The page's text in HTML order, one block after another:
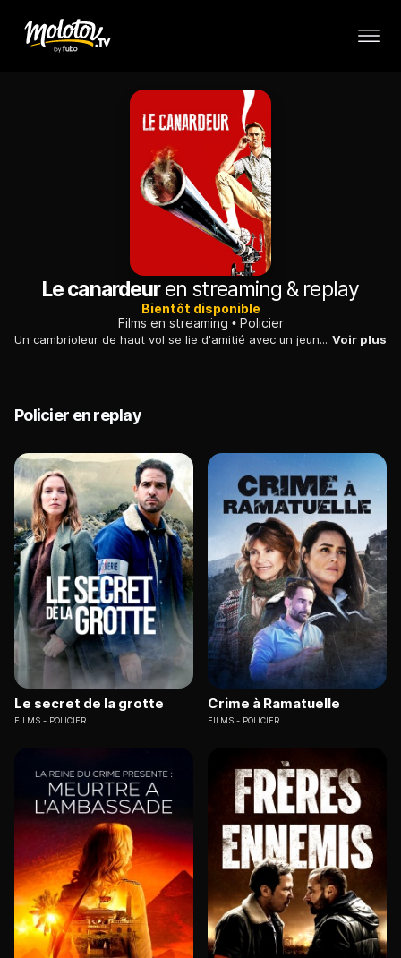
Le canardeuren streaming & replay
Bientôt disponible
Films en streaming
Policier
Un cambrioleur de haut vol se lie d'amitié avec un jeune aventurier et monte un hold-up spectaculaire avec lui et deux de ses anciens complices... Voir plus
Policier en replay
Le secret de la grotte
FILMS POLICIER
Crime à Ramatuelle
FILMS POLICIER